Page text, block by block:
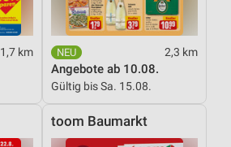
1,7 km 2,3 km
Angebote ab 10.08.
Gültig bis Sa. 15.08.
toom Baumarkt